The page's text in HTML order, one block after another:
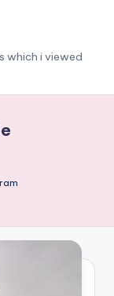
which i viewed